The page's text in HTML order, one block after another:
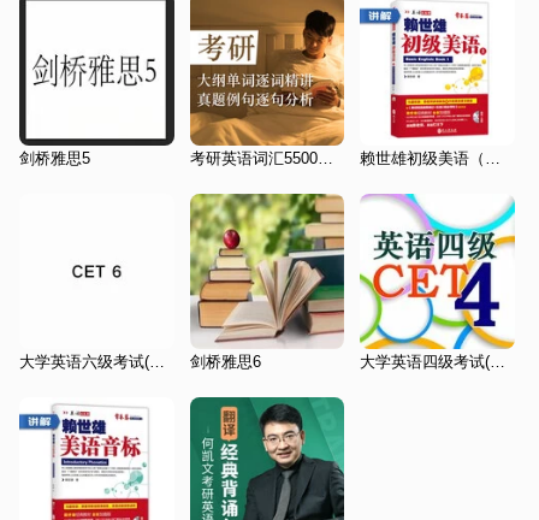
剑桥雅思5 考研英语词汇5500磨耳朵 赖世雄初级美语（上）讲解
剑桥雅思6 大学英语四级考试(CET4)历年真题